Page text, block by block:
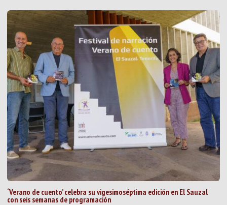
‘Verano de cuento’ celebra su vigesimoséptima edición en El Sauzal
con seis semanas de programación